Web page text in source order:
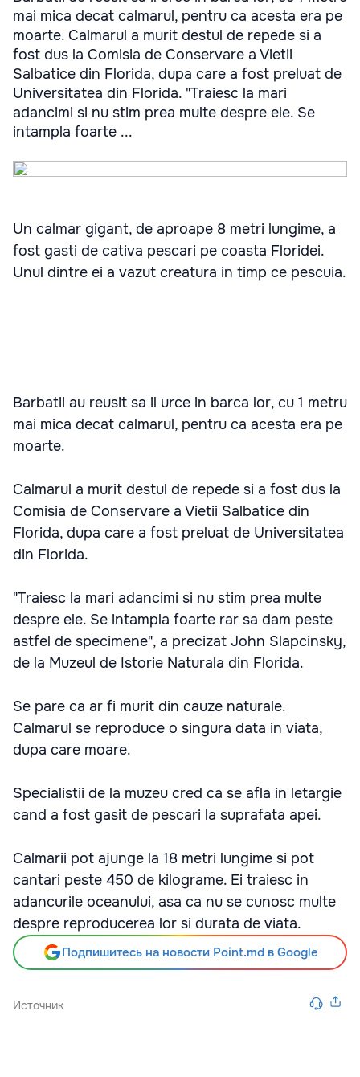
mai mica decat calmarul, pentru ca acesta era pe
moarte. Calmarul a murit destul de repede si a
fost dus la Comisia de Conservare a Vietii
Salbatice din Florida, dupa care a fost preluat de
Universitatea din Florida. "Traiesc la mari
adancimi si nu stim prea multe despre ele. Se
intampla foarte ...
Un calmar gigant, de aproape 8 metri lungime, a
fost gasti de cativa pescari pe coasta Floridei.
Unul dintre ei a vazut creatura in timp ce pescuia.
Barbatii au reusit sa il urce in barca lor, cu 1 metru
mai mica decat calmarul, pentru ca acesta era pe
moarte.
Calmarul a murit destul de repede si a fost dus la
Comisia de Conservare a Vietii Salbatice din
Florida, dupa care a fost preluat de Universitatea
din Florida.
"Traiesc la mari adancimi si nu stim prea multe
despre ele. Se intampla foarte rar sa dam peste
astfel de specimene", a precizat John Slapcinsky,
de la Muzeul de Istorie Naturala din Florida.
Se pare ca ar fi murit din cauze naturale.
Calmarul se reproduce o singura data in viata,
dupa care moare.
Specialistii de la muzeu cred ca se afla in letargie
cand a fost gasit de pescari la suprafata apei.
Calmarii pot ajunge la 18 metri lungime si pot
cantari peste 450 de kilograme. Ei traiesc in
adancurile oceanului, asa ca nu se cunosc multe
despre reproducerea lor si durata de viata.
Подпишитесь на новости Point.md в Google
Источник